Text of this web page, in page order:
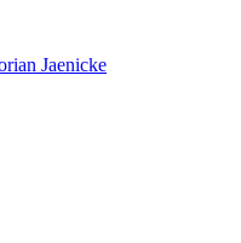
Jaenicke